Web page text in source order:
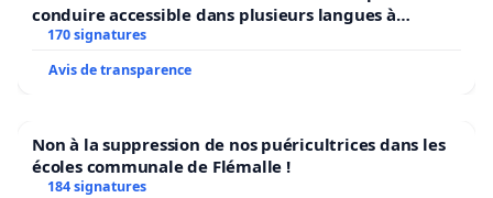
conduire accessible dans plusieurs langues à
Bruxelles
170 signatures
Avis de transparence
Non à la suppression de nos puéricultrices dans les
écoles communale de Flémalle !
184 signatures